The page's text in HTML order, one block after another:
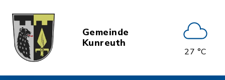
Gemeinde
Kunreuth
27 °C